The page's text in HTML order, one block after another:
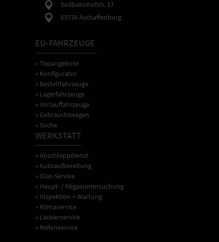
Südbahnhofstr. 17
63739 Aschaffenburg
EU-FAHRZEUGE
» Topangebote
» Konfigurator
» Bestellfahrzeuge
» Lagerfahrzeuge
» Vorlauffahrzeuge
» Gebrauchtwagen
» Suche
WERKSTATT
» Abschleppdienst
» Autoaufbereitung
» Glas-Service
» Haupt- / Abgasuntersuchung
» Inspektion + Wartung
» Klimaservice
» Lackierservice
» Reifenservice